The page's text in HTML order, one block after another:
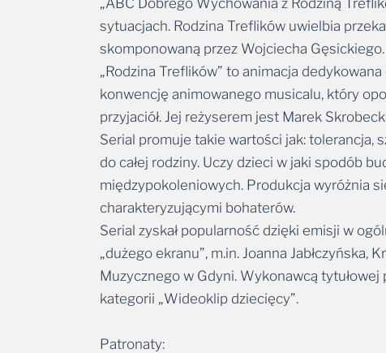
„ABC Dobrego Wychowania z Rodziną
sytuacjach. Rodzina Treflików uwielbia
skomponowaną przez Wojciecha Gęsickiego.
„Rodzina Treflików” to animacja
konwencję animowanego musicalu, który
przyjaciół. Jej reżyserem jest Marek
Serial promuje takie wartości jak: tolerancja,
do całej rodziny. Uczy dzieci w jaki spodób
międzypokoleniowych. Produkcja wyróżnia
charakteryzującymi bohaterów.
Serial zyskał popularność dzięki emisji w
„dużego ekranu”, m.in. Joanna Jabłczyńska,
Muzycznego w Gdyni. Wykonawcą
kategorii „Wideoklip dziecięcy”.
Patronaty: